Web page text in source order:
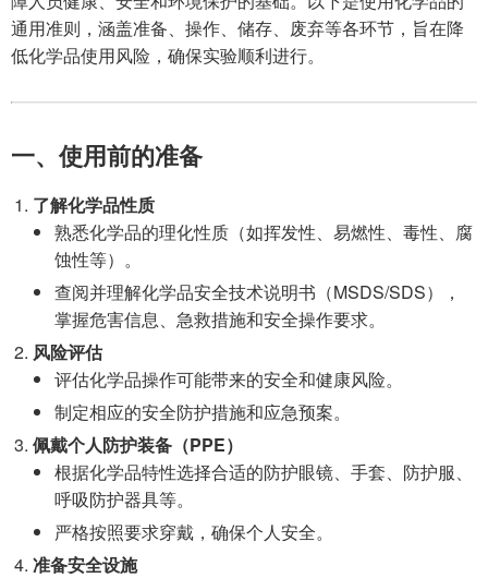
通用准则，涵盖准备、操作、储存、废弃等各环节，旨在降
低化学品使用风险，确保实验顺利进行。
一、使用前的准备
了解化学品性质
熟悉化学品的理化性质（如挥发性、易燃性、毒性、腐
蚀性等）。
查阅并理解化学品安全技术说明书（MSDS/SDS），
掌握危害信息、急救措施和安全操作要求。
风险评估
评估化学品操作可能带来的安全和健康风险。
制定相应的安全防护措施和应急预案。
佩戴个人防护装备（PPE）
根据化学品特性选择合适的防护眼镜、手套、防护服、
呼吸防护器具等。
严格按照要求穿戴，确保个人安全。
准备安全设施